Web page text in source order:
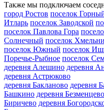
Также мы подключаем
город Ростов поселок
Итларь поселок Заводской
поселок Павлова Гора
Солнечный поселок
поселок Южный поселок
Поречье-Рыбное поселок
деревня Алешино деревня
деревня Астрюково
деревня Бакланово деревня
Башкино деревня Безменцево
Биричево деревня